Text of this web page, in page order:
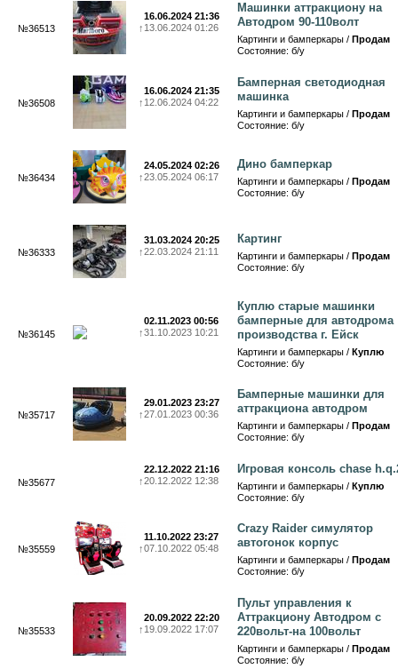
№36513
16.06.2024 21:36
↑ 13.06.2024 01:26
Машинки аттракциону на
Автодром 90-110волт
Картинги и бамперкары / Продам
Состояние: б/у
№36508
16.06.2024 21:35
↑ 12.06.2024 04:22
Бамперная светодиодная
машинка
Картинги и бамперкары / Продам
Состояние: б/у
№36434
24.05.2024 02:26
↑23.05.2024 06:17
Дино бамперкар
Картинги и бамперкары / Продам
Состояние: б/у
№36333
31.03.2024 20:25
↑22.03.2024 21:11
Картинг
Картинги и бамперкары / Продам
Состояние: б/у
№36145
02.11.2023 00:56
↑31.10.2023 10:21
Куплю старые машинки
бамперные для автодрома
производства г. Ейск
Картинги и бамперкары / Куплю
Состояние: б/у
№35717
29.01.2023 23:27
↑27.01.2023 00:36
Бамперные машинки для
аттракциона автодром
Картинги и бамперкары / Продам
Состояние: б/у
№35677
22.12.2022 21:16
↑20.12.2022 12:38
Игровая консоль chase
Картинги и бамперкары / Куплю
Состояние: б/у
№35559
11.10.2022 23:27
↑07.10.2022 05:48
Crazy Raider симулятор
автогонок корпус
Картинги и бамперкары / Продам
Состояние: б/у
№35533
20.09.2022 22:20
↑ 19.09.2022 17:07
Пульт управления к
Аттракциону Автодром с
220вольт-на 100вольт
Картинги и бамперкары / Продам
Состояние: б/у